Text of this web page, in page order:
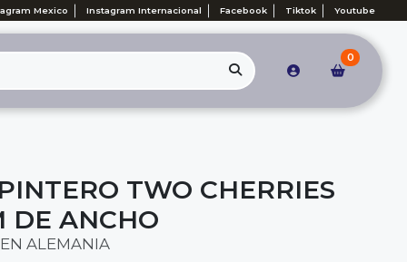
Mexico Instagram Internacional Facebook Tiktok Youtube
0
TWO CHERRIES
DE ANCHO
ALEMANIA